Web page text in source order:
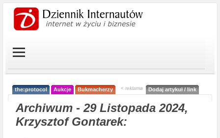
the:protocol Aukcje Bukmacherzy < reklama Dodaj artykuł / link
Archiwum - 29 Listopada 2024,
Krzysztof Gontarek: